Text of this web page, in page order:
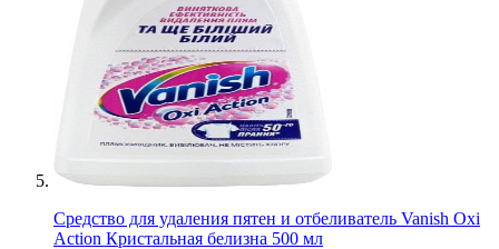
Средство для удаления пятен и отбеливатель Vanish Oxi
Action Кристальная белизна 500 мл